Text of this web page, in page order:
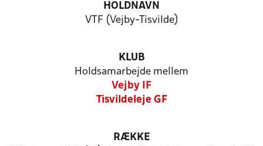
HOLDNAVN
VTF (Vejby-Tisvilde)
KLUB
Holdsamarbejde mellem
Vejby IF
Tisvildeleje GF
RÆKKE